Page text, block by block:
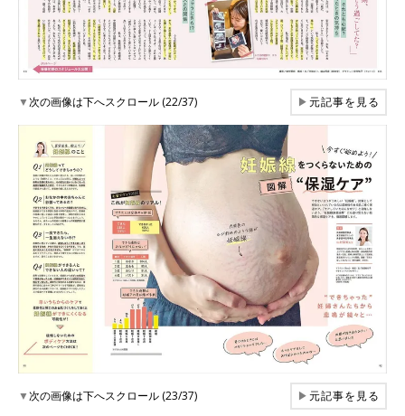
▼次の画像は下へスクロール (22/37) ▶元記事を見る
▼次の画像は下へスクロール (23/37) ▶元記事を見る